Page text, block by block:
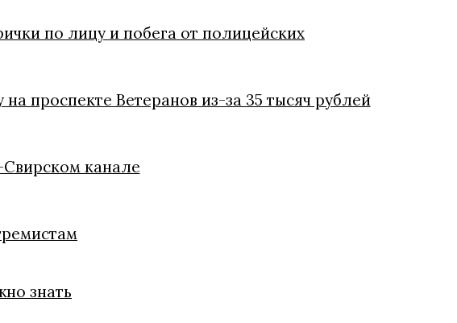
по лицу и побега от полицейских
проспекте Ветеранов из-за 35 тысяч рублей
канале
знать